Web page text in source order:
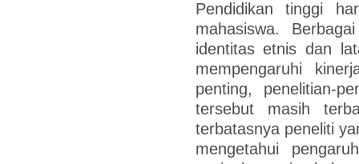
Pendidikan tinggi
mahasiswa.
identitas etnis dan
mempengaruhi
penting, penelitian-
tersebut masih
terbatasnya peneliti
mengetahui